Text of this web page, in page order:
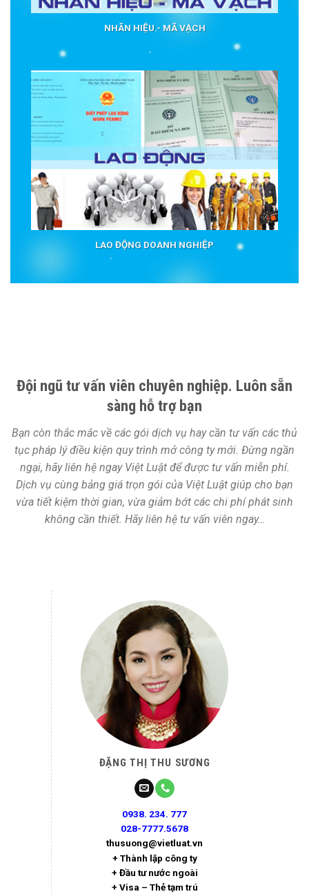
NHÃN HIỆU - MÃ VẠCH
LAO ĐỘNG DOANH NGHIỆP
Đội ngũ tư vấn viên chuyên nghiệp. Luôn sẵn
sàng hỗ trợ bạn
Bạn còn thắc mắc về các gói dịch vụ hay cần tư vấn các thủ
tục pháp lý điều kiện quy trình mở công ty mới. Đừng ngần
ngại, hãy liên hệ ngay Việt Luật để được tư vấn miễn phí.
Dịch vụ cùng bảng giá trọn gói của Việt Luật giúp cho bạn
vừa tiết kiệm thời gian, vừa giảm bớt các chi phí phát sinh
không cần thiết. Hãy liên hệ tư vấn viên ngay…
ĐẶNG THỊ THU SƯƠNG
0938. 234. 777
028-7777.5678
thusuong@vietluat.vn
+ Thành lập công ty
+ Đầu tư nước ngoài
+ Visa – Thẻ tạm trú